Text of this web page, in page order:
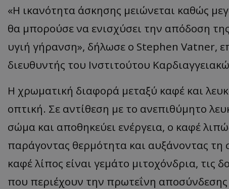
«Η ικανότητα άσκησης μειώνεται καθώς
θα μπορούσε να ενισχύσει την απόδοση
υγιή γήρανση», δήλωσε ο Stephen Vatner,
διευθυντής του Ινστιτούτου
Η χρωματική διαφορά μεταξύ καφέ και
οπτική. Σε αντίθεση με το ανεπιθύμητο
σώμα και αποθηκεύει ενέργεια, ο καφέ
παράγοντας θερμότητα και αυξάνοντας τη
καφέ λίπος είναι γεμάτο μιτοχόνδρια,
που περιέχουν την πρωτεΐνη αποσύνδεσης